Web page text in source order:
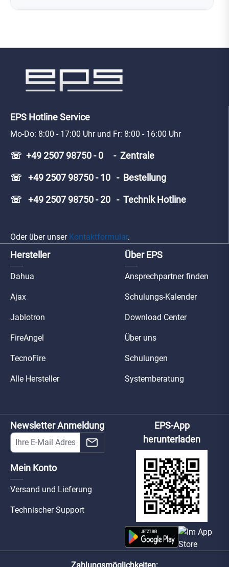
EPS Hotline Service
Mo-Do: 8:00 - 17:00 Uhr und Fr: 8:00 - 16:00 Uhr
☏ +49 2507 98750 - 0 - Zentrale
☏ +49 2507 98750 - 10 - Bestellung
☏ +49 2507 98750 - 20 - Technik Hotline
Oder über unser Kontaktformular.
Hersteller
Dahua
Ajax
Jablotron
FireAngel
TecnoFire
Alle Hersteller
Über EPS
Ansprechpartner finden
Schulungs-Kalender
Download Center
Über uns
Schulungen
Systemberatung
Newsletter Anmeldung
Mein Konto
Versand und Lieferung
Technischer Support
EPS-App
herunterladen